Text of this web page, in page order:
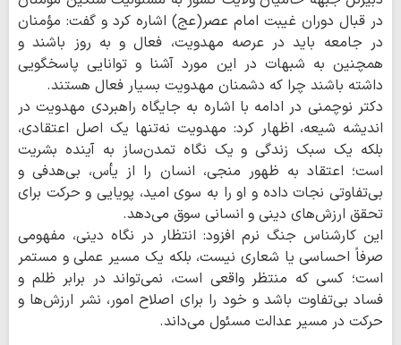
در قبال دوران غیبت امام عصر(عج) اشاره کرد و گفت: مؤمنان
در جامعه باید در عرصه مهدویت، فعال و به روز باشند و
همچنین به شبهات در این مورد آشنا و توانایی پاسخگویی
داشته باشند چرا که دشمنان مهدویت بسیار فعال هستند.
دکتر نوچمنی در ادامه با اشاره به جایگاه راهبردی مهدویت در
اندیشه شیعه، اظهار کرد: مهدویت نه‌تنها یک اصل اعتقادی،
بلکه یک سبک زندگی و یک نگاه تمدن‌ساز به آینده بشریت
است؛ اعتقاد به ظهور منجی، انسان را از یأس، بی‌هدفی و
بی‌تفاوتی نجات داده و او را به سوی امید، پویایی و حرکت برای
تحقق ارزش‌های دینی و انسانی سوق می‌دهد.
این کارشناس جنگ نرم افزود: انتظار در نگاه دینی، مفهومی
صرفاً احساسی یا شعاری نیست، بلکه یک مسیر عملی و مستمر
است؛ کسی که منتظر واقعی است، نمی‌تواند در برابر ظلم و
فساد بی‌تفاوت باشد و خود را برای اصلاح امور، نشر ارزش‌ها و
حرکت در مسیر عدالت مسئول می‌داند.